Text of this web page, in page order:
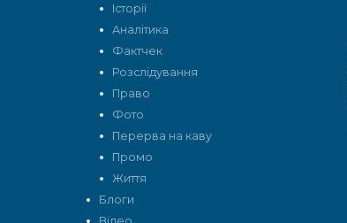
Історії
Аналітика
Фактчек
Розслідування
Право
Фото
Перерва на каву
Промо
Життя
Блоги